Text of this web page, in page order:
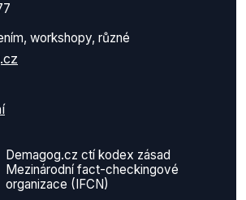
workshopy, různé
Demagog.cz ctí kodex zásad
Mezinárodní fact-checkingové
organizace (IFCN)